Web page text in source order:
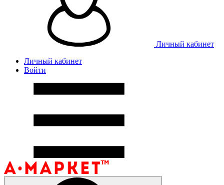
Личный кабинет
Личный кабинет
Войти